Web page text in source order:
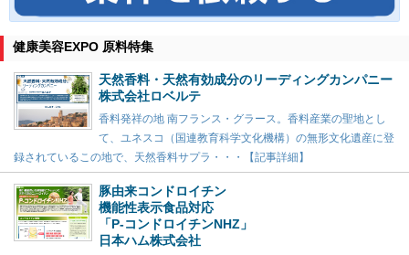
健康美容EXPO 原料特集
天然香料・天然有効成分のリーディングカンパニー
株式会社ロベルテ
香料発祥の地 南フランス・グラース。香料産業の聖地とし
て、ユネスコ（国連教育科学文化機構）の無形文化遺産に登
録されているこの地で、天然香料サプラ・・・【記事詳細】
豚由来コンドロイチン
機能性表示食品対応
「P-コンドロイチンNHZ」
日本ハム株式会社